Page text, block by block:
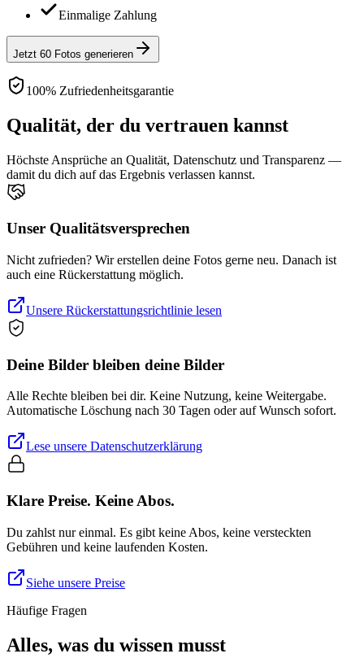
Einmalige Zahlung
Jetzt 60 Fotos generieren
100% Zufriedenheitsgarantie
Qualität, der du vertrauen kannst
Höchste Ansprüche an Qualität, Datenschutz und Transparenz —
damit du dich auf das Ergebnis verlassen kannst.
Unser Qualitätsversprechen
Nicht zufrieden? Wir erstellen deine Fotos gerne neu. Danach ist
auch eine Rückerstattung möglich.
Unsere Rückerstattungsrichtlinie lesen
Deine Bilder bleiben deine Bilder
Alle Rechte bleiben bei dir. Keine Nutzung, keine Weitergabe.
Automatische Löschung nach 30 Tagen oder auf Wunsch sofort.
Lese unsere Datenschutzerklärung
Klare Preise. Keine Abos.
Du zahlst nur einmal. Es gibt keine Abos, keine versteckten
Gebühren und keine laufenden Kosten.
Siehe unsere Preise
Häufige Fragen
Alles, was du wissen musst